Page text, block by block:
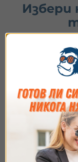
Избери
1.
2.
3.
Идеално
Съгласие
Ние